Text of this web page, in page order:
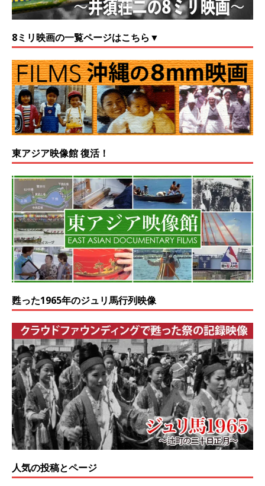
8ミリ映画の一覧ページはこちら▼
東アジア映像館 復活！
甦った1965年のジュリ馬行列映像
人気の投稿とページ